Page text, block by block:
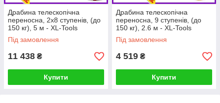
Драбина телескопічна
переносна, 2x8 ступенів, (до
150 кг), 5 м - XL-Tools
Під замовлення
11 438 ₴
Купити
Драбина телескопічна
переносна, 9 ступенів, (до
150 кг), 2.6 м - XL-Tools
Під замовлення
4 519 ₴
Купити